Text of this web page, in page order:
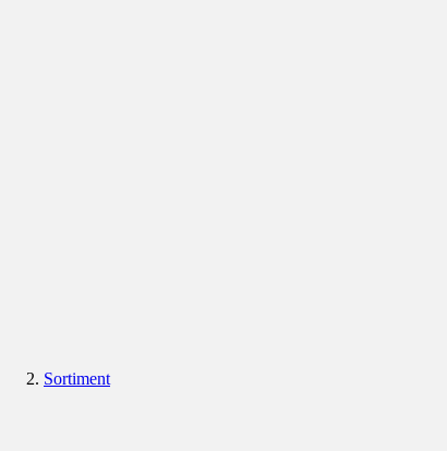
Sortiment